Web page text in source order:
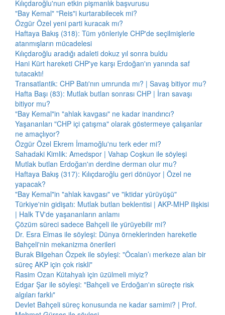
Kılıçdaroğlu'nun etkin pişmanlık başvurusu
"Bay Kemal" "Reis"i kurtarabilecek mi?
Özgür Özel yeni parti kuracak mı?
Haftaya Bakış (318): Tüm yönleriyle CHP'de seçilmişlerle
atanmışların mücadelesi
Kılıçdaroğlu aradığı adaleti dokuz yıl sonra buldu
Hani Kürt hareketi CHP'ye karşı Erdoğan'ın yanında saf
tutacaktı!
Transatlantik: CHP Batı'nın umrunda mı? | Savaş bitiyor mu?
Hafta Başı (83): Mutlak butlan sonrası CHP | İran savaşı
bitiyor mu?
"Bay Kemal"in "ahlak kavgası" ne kadar inandırıcı?
Yaşananları "CHP içi çatışma" olarak göstermeye çalışanlar
ne amaçlıyor?
Özgür Özel Ekrem İmamoğlu'nu terk eder mi?
Sahadaki Kimlik: Amedspor | Vahap Coşkun ile söyleşi
Mutlak butlan Erdoğan'ın derdine derman olur mu?
Haftaya Bakış (317): Kılıçdaroğlu geri dönüyor | Özel ne
yapacak?
"Bay Kemal"in "ahlak kavgası" ve "iktidar yürüyüşü"
Türkiye'nin gidişatı: Mutlak butlan beklentisi | AKP-MHP ilişkisi
| Halk TV'de yaşananların anlamı
Çözüm süreci sadece Bahçeli ile yürüyebilir mi?
Dr. Esra Elmas ile söyleşi: Dünya örneklerinden hareketle
Bahçeli'nin mekanizma önerileri
Burak Bilgehan Özpek ile söyleşi: "Öcalan’ı merkeze alan bir
süreç AKP için çok riskli"
Rasim Ozan Kütahyalı için üzülmeli miyiz?
Edgar Şar ile söyleşi: "Bahçeli ve Erdoğan'ın süreçte risk
algıları farklı"
Devlet Bahçeli süreç konusunda ne kadar samimi? | Prof.